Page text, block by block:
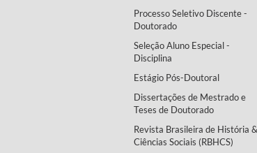
Processo Seletivo Discente -
Doutorado
Seleção Aluno Especial -
Disciplina
Estágio Pós-Doutoral
Dissertações de Mestrado e
Teses de Doutorado
Revista Brasileira de História &
Ciências Sociais (RBHCS)